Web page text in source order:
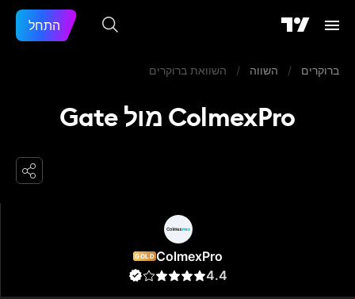
התחל
ברוקרים / השווה / השוואת ברוקרים
ColmexPro מול Gate
ColmexPro
GOLD
4.4